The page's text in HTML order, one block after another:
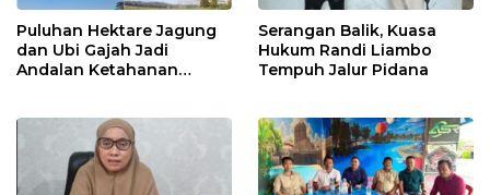
Puluhan Hektare Jagung
dan Ubi Gajah Jadi
Andalan Ketahanan
Serangan Balik, Kuasa
Hukum Randi Liambo
Tempuh Jalur Pidana